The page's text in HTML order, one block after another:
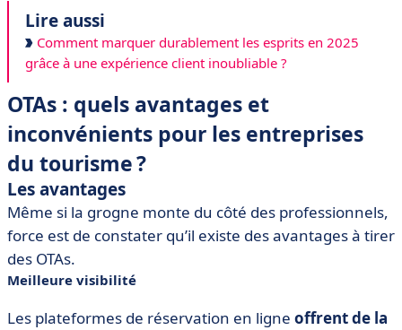
Lire aussi
Comment marquer durablement les esprits en 2025
grâce à une expérience client inoubliable ?
OTAs : quels avantages et
inconvénients pour les entreprises
du tourisme ?
Les avantages
Même si la grogne monte du côté des professionnels,
force est de constater qu’il existe des avantages à tirer
des OTAs.
Meilleure visibilité
Les plateformes de réservation en ligne offrent de la